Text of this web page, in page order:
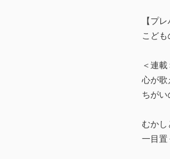
【プ
こど
＜連載
心が歌
ちがい
むかし
一目置